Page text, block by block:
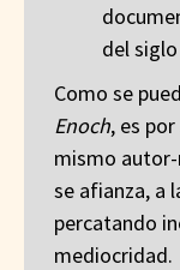
del siglo
Como se
Enoch, es
mismo
se afianza, a
percatando
mediocridad.